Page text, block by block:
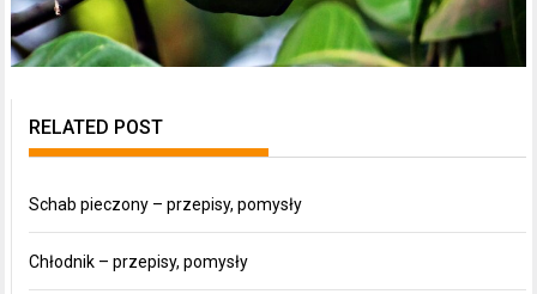
RELATED POST
Schab pieczony – przepisy, pomysły
Chłodnik – przepisy, pomysły